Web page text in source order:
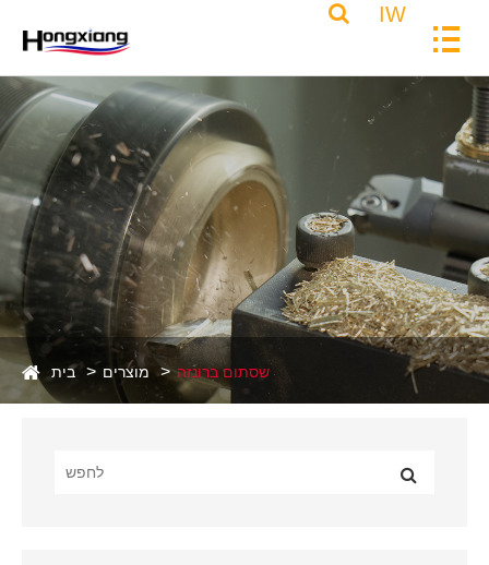
IW
בית מוצרים שסתום ברונזה